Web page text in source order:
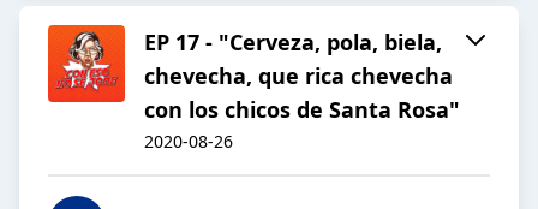
EP 17 - "Cerveza, pola, biela,
chevecha, que rica chevecha
con los chicos de Santa Rosa"
2020-08-26